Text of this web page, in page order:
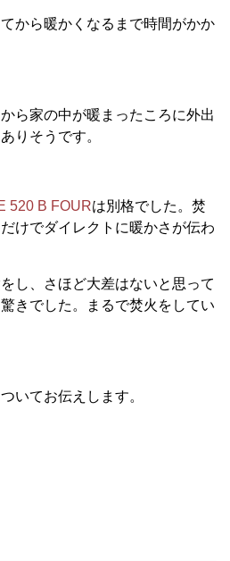
から暖かくなるまで時間がかか
ら家の中が暖まったころに外出
りそうです。
520 B FOURは別格でした。焚
けでダイレクトに暖かさが伝わ
し、さほど大差はないと思って
きでした。まるで焚火をしてい
いてお伝えします。